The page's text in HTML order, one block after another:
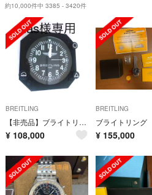
約10,000件中 3385 - 3420件
BREITLING
【非売品】ブライトリング 壁掛け
¥ 108,000
BREITLING
¥ 155,000